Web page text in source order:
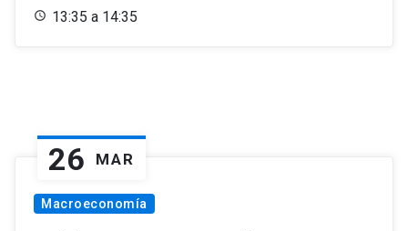
13:35 a 14:35
26 MAR
Macroeconomía